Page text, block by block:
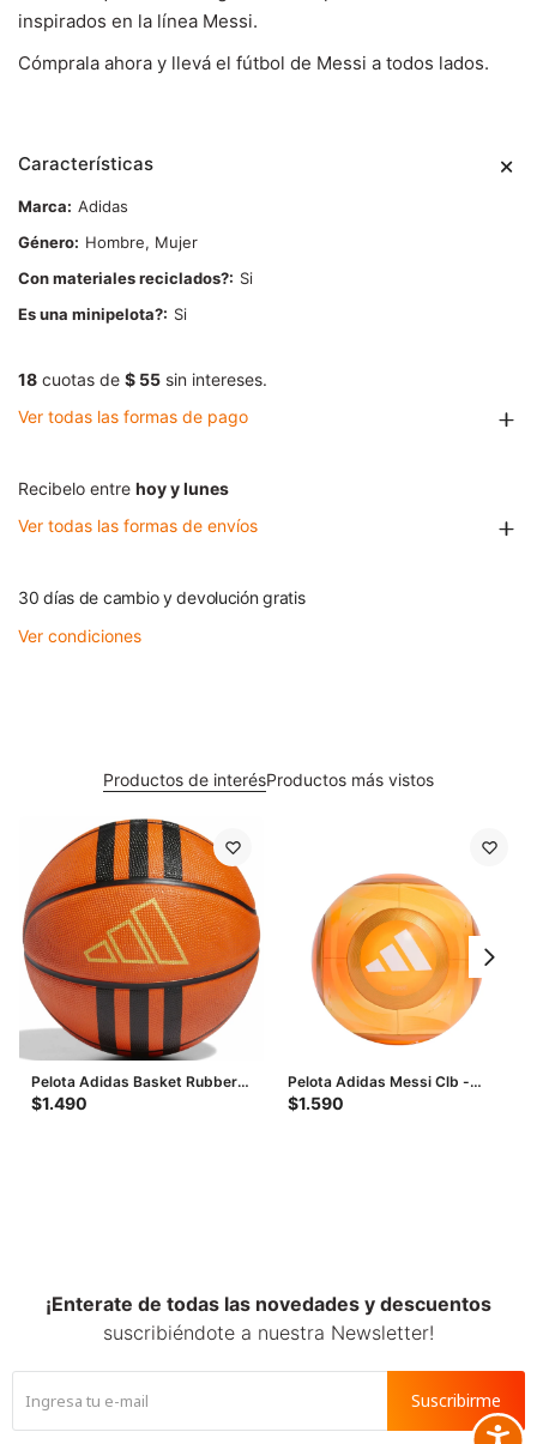
inspirados en la línea Messi.
Cómprala ahora y llevá el fútbol de Messi a todos lados.
Características
Marca
Adidas
Género
Hombre, Mujer
Con materiales reciclados?
Si
Es una minipelota?
Si
18 cuotas de $ 55 sin intereses.
Ver todas las formas de pago
Recibelo entre hoy y lunes
Ver todas las formas de envíos
30 días de cambio y devolución gratis
Ver condiciones
Productos de interésProductos más vistos
Pelota Adidas Basket Rubber
X3 - Anaranjado - Negro
$1.490
Pelota Adidas Messi Clb -
Anaranjado
$1.590
¡Enterate de todas las novedades y descuentos
suscribiéndote a nuestra Newsletter!
Suscribirme